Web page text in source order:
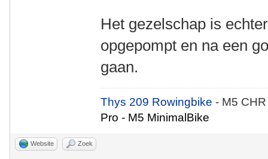
Het gezelschap is
opgepompt en na een
gaan.
Thys 209 Rowingbike- M5
Pro - M5 MinimalBike
Website Zoek